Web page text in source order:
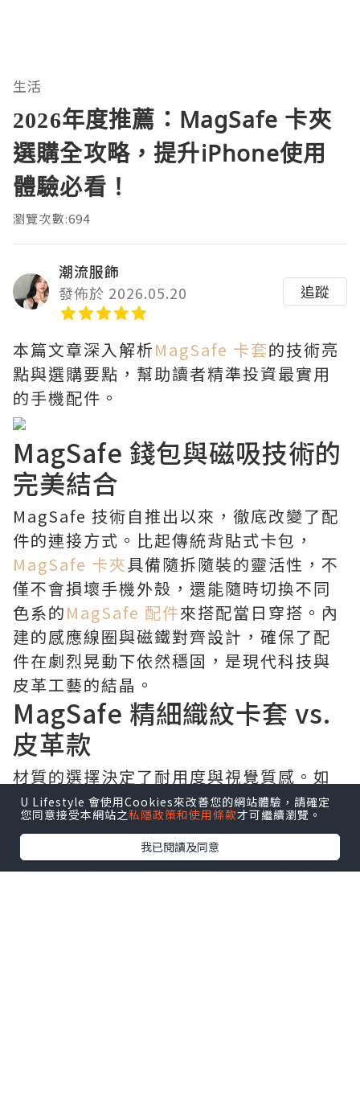
生活
2026年度推薦：MagSafe 卡夾
選購全攻略，提升iPhone使用
體驗必看！
瀏覽次數:694
潮流服飾
發佈於 2026.05.20
追蹤
本篇文章深入解析MagSafe 卡套的技術亮
點與選購要點，幫助讀者精準投資最實用
的手機配件。
MagSafe 錢包與磁吸技術的
完美結合
MagSafe 技術自推出以來，徹底改變了配
件的連接方式。比起傳統背貼式卡包，
MagSafe 卡夾具備隨拆隨裝的靈活性，不
僅不會損壞手機外殼，還能隨時切換不同
色系的MagSafe 配件來搭配當日穿搭。內
建的感應線圈與磁鐵對齊設計，確保了配
件在劇烈晃動下依然穩固，是現代科技與
皮革工藝的結晶。
MagSafe 精細織紋卡套 vs.
皮革款
材質的選擇決定了耐用度與視覺質感。如
果你喜愛溫潤的手感，iPhone MagSafe
精細織紋卡套是近年來的熱門新秀，由耐
用的微斜紋布料製成，觸感類麂皮且更具
永續性。而對於重視職場專業感的用戶，
U Lifestyle 會使用Cookies來改善您的網站體驗，請確定
您同意接受本網站之私隱政策和使用條款才可繼續瀏覽。
我已閱讀及同意